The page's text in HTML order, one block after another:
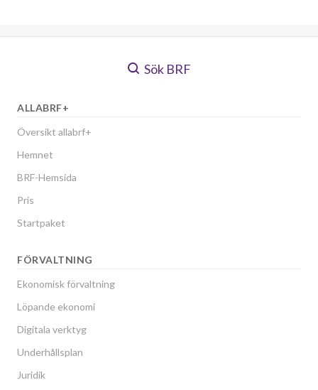
Sök BRF
ALLABRF+
Översikt allabrf+
Hemnet
BRF-Hemsida
Pris
Startpaket
FÖRVALTNING
Ekonomisk förvaltning
Löpande ekonomi
Digitala verktyg
Underhållsplan
Juridik